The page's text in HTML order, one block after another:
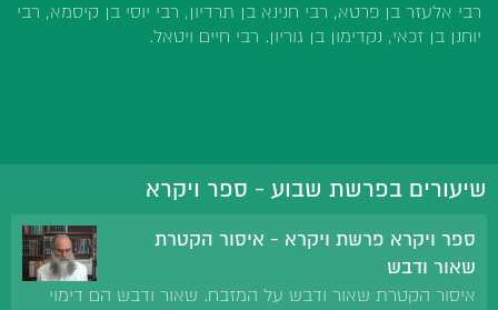
רבי אלעזר בן פרטא, רבי חנינא בן תרדיון, רבי יוסי בן קיסמא, רבי
יוחנן בן זכאי, נקדימון בן גוריון. רבי חיים ויטאל.
שיעורים בפרשת שבוע - ספר ויקרא
ספר ויקרא פרשת ויקרא - איסור הקטרת
שאור ודבש
איסור הקטרת שאור ודבש על המזבח. שאור ודבש הם דימוי